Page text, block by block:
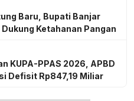
Baru, Bupati Banjar
Ketahanan Pangan
KUPA-PPAS 2026, APBD
Defisit Rp847,19 Miliar